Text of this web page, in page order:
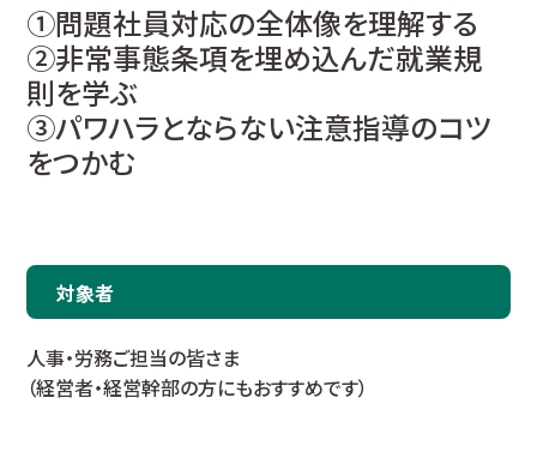
①問題社員対応の全体像を理解する
②非常事態条項を埋め込んだ就業規
則を学ぶ
③パワハラとならない注意指導のコツ
をつかむ
対象者
人事・労務ご担当の皆さま
（経営者・経営幹部の方にもおすすめです）